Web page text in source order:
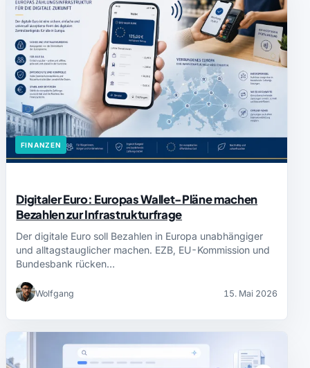
FINANZEN
Digitaler Euro: Europas Wallet-Pläne machen
Bezahlen zur Infrastrukturfrage
Der digitale Euro soll Bezahlen in Europa unabhängiger
und alltagstauglicher machen. EZB, EU-Kommission und
Bundesbank rücken…
Wolfgang 15. Mai 2026